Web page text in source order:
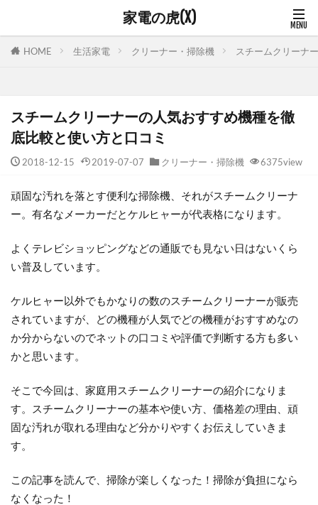
家電の虎(X)
HOME 生活家電 クリーナー・掃除機 スチームクリーナ
スチームクリーナーの人気おすすめ機種を徹
底比較と使い方と口コミ
2018-12-15 2019-07-07 クリーナー・掃除機 6375view
頑固な汚れを落とす便利な掃除機、それがスチームクリーナ
ー。有名なメーカーだとケルヒャーが代表格になります。
よくテレビショッピングなどの通販でも見ない日はないくら
い普及しています。
ケルヒャー以外でもかなりの数のスチームクリーナーが販売
されていますが、どの機種が人気でどの機種がおすすめなの
か分からないのでネットの口コミや評価で判断する方も多い
かと思います。
そこで今回は、家庭用スチームクリーナーの紹介になりま
す。スチームクリーナーの基本や使い方、価格差の理由、頑
固な汚れが取れる理由など分かりやすくお伝えしていきま
す。
この記事を読んで、 掃除が楽しくなった！掃除が負担になら
なくなった！